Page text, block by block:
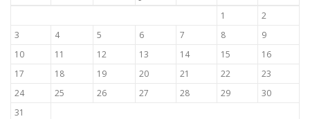
1
2
3
4 5 6 7 8
9
10
11 12 13 14 15
16
17
18 19 20 21 22
23
24
25 26 27 28 29
30
31